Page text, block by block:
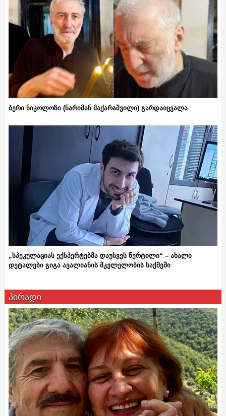
ბერი ნიკოლოზი (ნარიმან მაქარაშვილი) გარდაიცვალა
„სპეკულაციას ექსპერტებმა დაუსვეს წერტილი“ – ახალი
დეტალები გიგა ავალიანის მკვლელობის საქმეში
პირადი